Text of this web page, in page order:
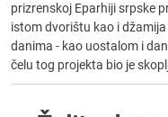
prizrenskoj Eparhiji srpske
istom dvorištu kao i
danima - kao uostalom i
čelu tog projekta bio je